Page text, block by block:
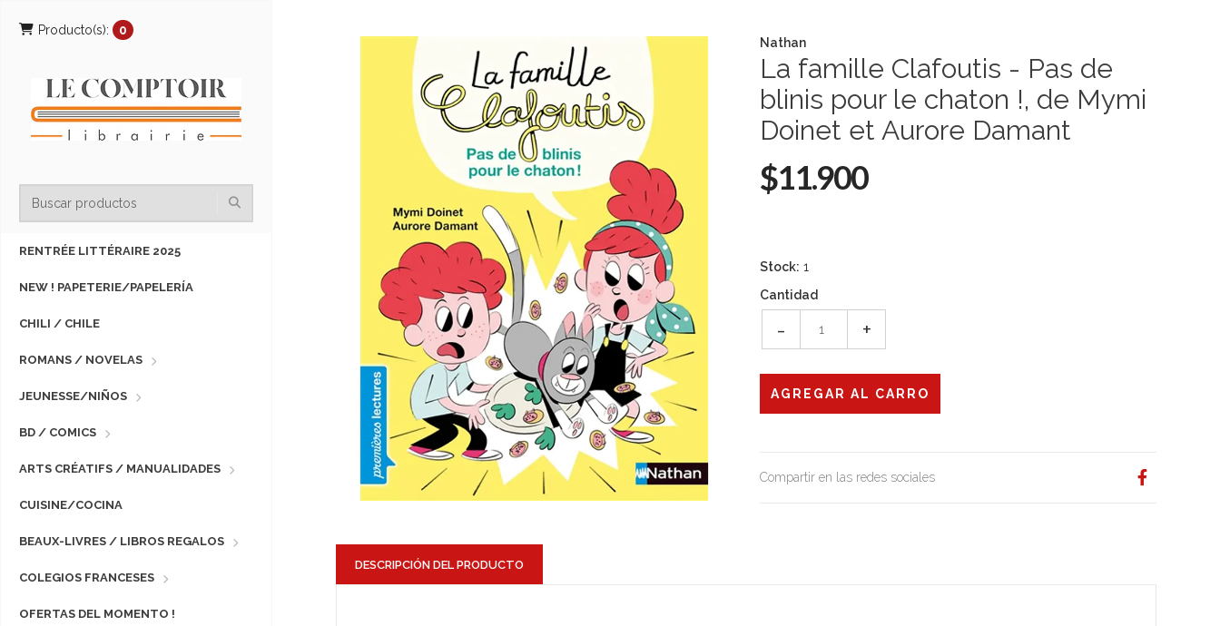
Producto(s): 0
RENTRÉE LITTÉRAIRE 2025
NEW ! PAPETERIE/PAPELERÍA
CHILI / CHILE
ROMANS / NOVELAS
JEUNESSE/NIÑOS
BD / COMICS
ARTS CRÉATIFS / MANUALIDADES
CUISINE/COCINA
BEAUX-LIVRES / LIBROS REGALOS
COLEGIOS FRANCESES
OFERTAS DEL MOMENTO !
Nathan
La famille Clafoutis - Pas de
blinis pour le chaton !, de Mymi
Doinet et Aurore Damant
$11.900
Stock: 1
Cantidad
- +
Compartir en las redes sociales
DESCRIPCIÓN DEL PRODUCTO